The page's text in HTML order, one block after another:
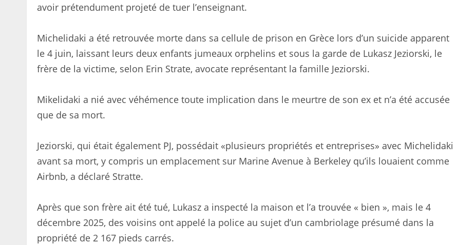
avoir prétendument projeté de tuer l’enseignant.
Michelidaki a été retrouvée morte dans sa cellule de prison en Grèce lors d’un suicide apparent
le 4 juin, laissant leurs deux enfants jumeaux orphelins et sous la garde de Lukasz Jeziorski, le
frère de la victime, selon Erin Strate, avocate représentant la famille Jeziorski.
Mikelidaki a nié avec véhémence toute implication dans le meurtre de son ex et n’a été accusée
que de sa mort.
Jeziorski, qui était également PJ, possédait «plusieurs propriétés et entreprises» avec Michelidaki
avant sa mort, y compris un emplacement sur Marine Avenue à Berkeley qu’ils louaient comme
Airbnb, a déclaré Stratte.
Après que son frère ait été tué, Lukasz a inspecté la maison et l’a trouvée « bien », mais le 4
décembre 2025, des voisins ont appelé la police au sujet d’un cambriolage présumé dans la
propriété de 2 167 pieds carrés.